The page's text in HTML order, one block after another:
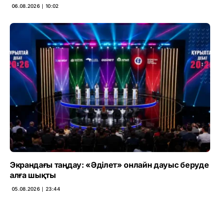
06.08.2026 ∣ 10:02
Экрандағы таңдау: «Әділет» онлайн дауыс беруде
алға шықты
05.08.2026 ∣ 23:44